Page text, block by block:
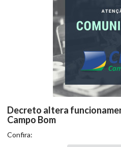
Decreto altera
Campo Bom
Confira: